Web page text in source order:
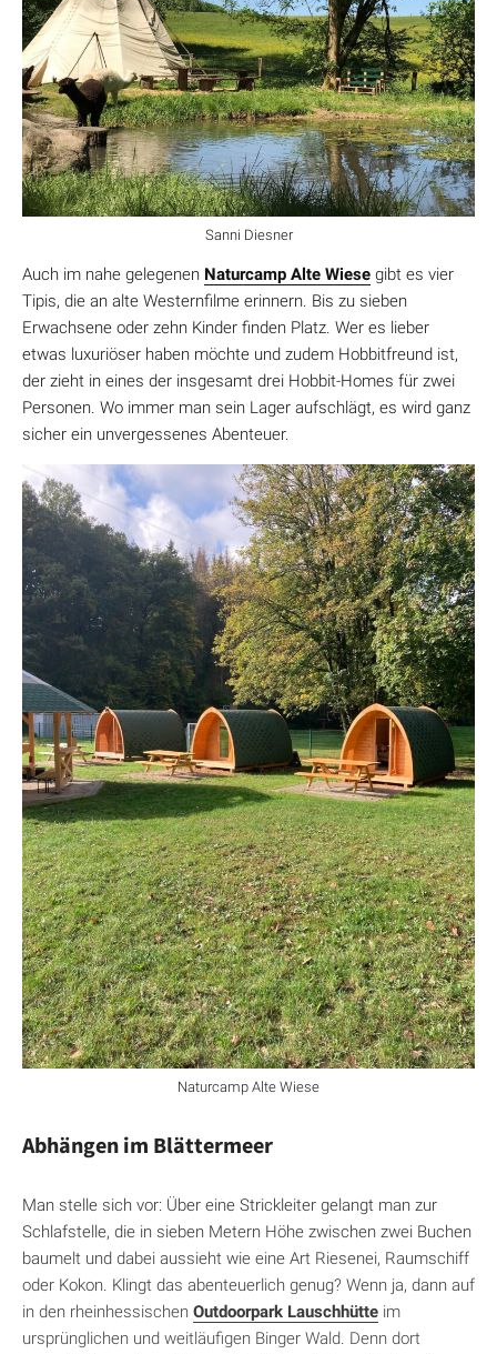
Sanni Diesner
Auch im nahe gelegenen Naturcamp Alte Wiese gibt es vier
Tipis, die an alte Westernfilme erinnern. Bis zu sieben
Erwachsene oder zehn Kinder finden Platz. Wer es lieber
etwas luxuriöser haben möchte und zudem Hobbitfreund ist,
der zieht in eines der insgesamt drei Hobbit-Homes für zwei
Personen. Wo immer man sein Lager aufschlägt, es wird ganz
sicher ein unvergessenes Abenteuer.
Naturcamp Alte Wiese
Abhängen im Blättermeer
Man stelle sich vor: Über eine Strickleiter gelangt man zur
Schlafstelle, die in sieben Metern Höhe zwischen zwei Buchen
baumelt und dabei aussieht wie eine Art Riesenei, Raumschiff
oder Kokon. Klingt das abenteuerlich genug? Wenn ja, dann auf
in den rheinhessischen Outdoorpark Lauschhütte im
ursprünglichen und weitläufigen Binger Wald. Denn dort